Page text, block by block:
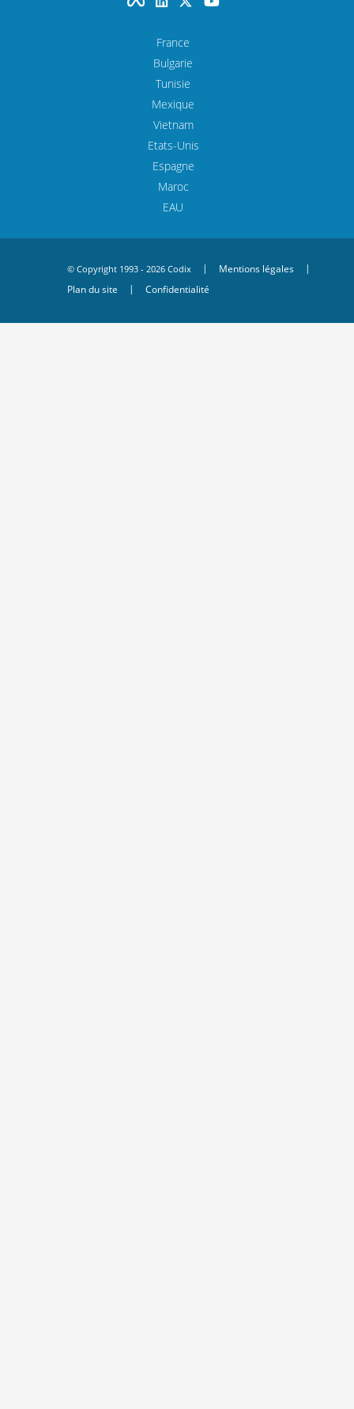
France
Bulgarie
Tunisie
Mexique
Vietnam
Etats-Unis
Espagne
Maroc
EAU
© Copyright 1993 - 2026 Codix
Mentions légales
Plan du site
Confidentialité